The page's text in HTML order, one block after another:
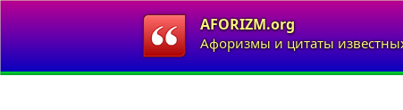
AFORIZM.org
Афоризмы и цитаты